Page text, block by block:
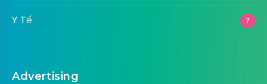
Y Tế 7
Advertising